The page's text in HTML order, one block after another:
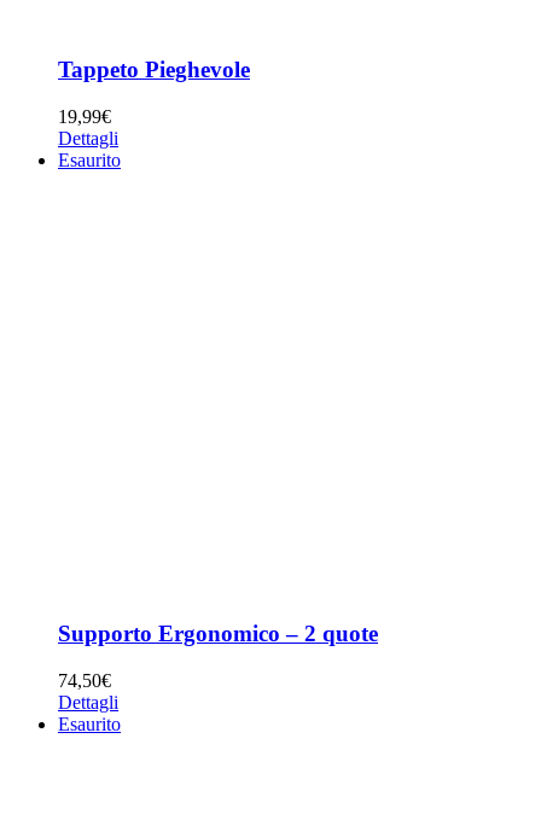
Tappeto Pieghevole
19,99€
Dettagli
Esaurito
Supporto Ergonomico – 2 quote
74,50€
Dettagli
Esaurito